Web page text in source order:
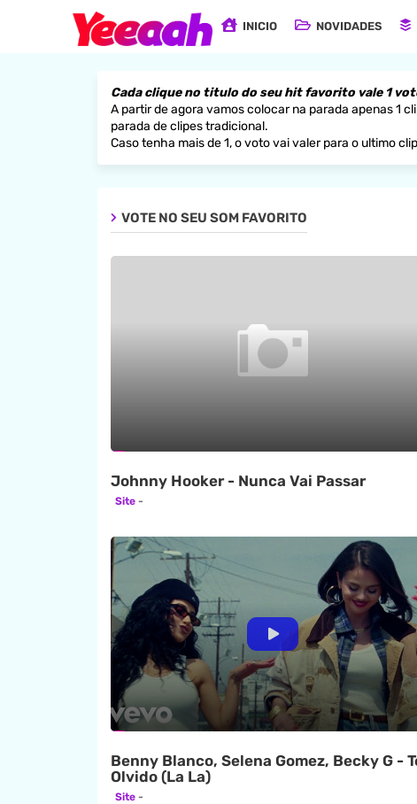
INICIO NOVIDADES
Cada clique no titulo do seu hit favorito vale 1
A partir de agora vamos colocar na parada apenas 1
parada de clipes tradicional.
Caso tenha mais de 1, o voto vai valer para o ultimo
VOTE NO SEU SOM FAVORITO
Johnny Hooker - Nunca Vai Passar
Site
Benny Blanco, Selena Gomez, Becky G -
Olvido (La La)
Site